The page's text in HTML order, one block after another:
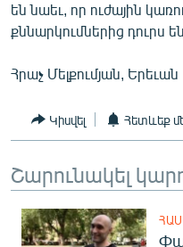
են նաեւ, որ ուժային
քննարկումներից դուրս
Հրաչ Մելքումյան, Երեւան
Կիսվել Հետևեք
Շարունակել